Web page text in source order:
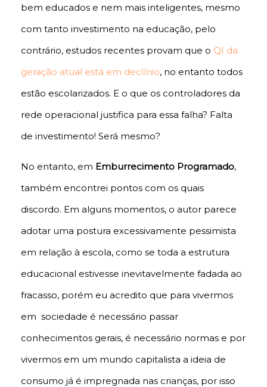
bem educados e nem mais inteligentes, mesmo
com tanto investimento na educação, pelo
contrário, estudos recentes provam que o QI da
geração atual está em declínio, no entanto todos
estão escolarizados. E o que os controladores da
rede operacional justifica para essa falha? Falta
de investimento! Será mesmo?
No entanto, em Emburrecimento Programado,
também encontrei pontos com os quais
discordo. Em alguns momentos, o autor parece
adotar uma postura excessivamente pessimista
em relação à escola, como se toda a estrutura
educacional estivesse inevitavelmente fadada ao
fracasso, porém eu acredito que para vivermos
em sociedade é necessário passar
conhecimentos gerais, é necessário normas e por
vivermos em um mundo capitalista a ideia de
consumo já é impregnada nas crianças, por isso